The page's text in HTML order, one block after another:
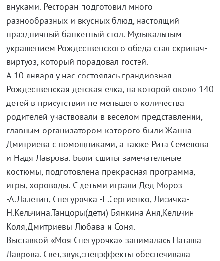
внуками. Ресторан подготовил много
разнообразных и вкусных блюд, настоящий
праздничный банкетный стол. Музыкальным
украшением Рождественского обеда стал скрипач-
виртуоз, который порадовал гостей.
А 10 января у нас состоялась грандиозная
Рождественская детская елка, на которой около 140
детей в присутствии не меньшего количества
родителей участвовали в веселом представлении,
главным организатором которого были Жанна
Дмитриева с помощниками, а также Рита Семенова
и Надя Лаврова. Были сшиты замечательные
костюмы, подготовлена прекрасная программа,
игры, хороводы. С детьми играли Дед Мороз
-А.Лалетин, Снегурочка -Е.Сергиенко, Лисичка-
Н.Кельчина.Танцоры(дети)-Бянкина Аня,Кельчин
Коля,Дмитриевы Любава и Соня.
Выставкой «Моя Снегурочка» занималась Наташа
Лаврова. Свет,звук,спецэффекты обеспечивала